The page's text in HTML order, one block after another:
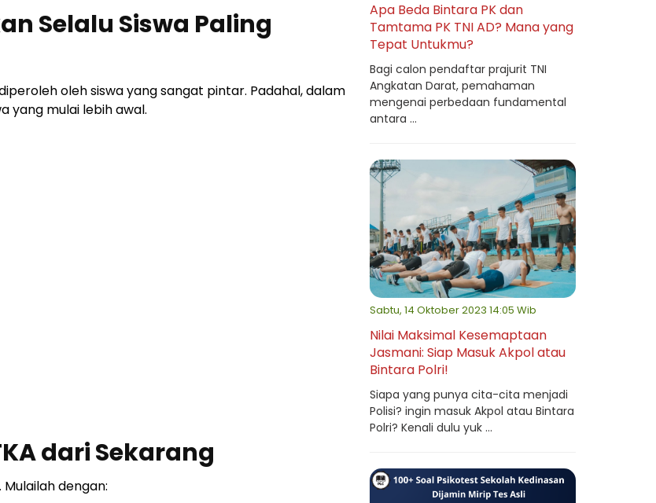
Selalu Siswa Paling
oleh siswa yang sangat pintar. Padahal, dalam
yang mulai lebih awal.
dari Sekarang
dengan:
Apa Beda Bintara PK dan
Tamtama PK TNI AD? Mana yang
Tepat Untukmu?
Bagi calon pendaftar prajurit TNI
Angkatan Darat, pemahaman
mengenai perbedaan fundamental
antara ...
Sabtu, 14 Oktober 2023 14:05 Wib
Nilai Maksimal Kesemaptaan
Jasmani: Siap Masuk Akpol atau
Bintara Polri!
Siapa yang punya cita-cita menjadi
Polisi? ingin masuk Akpol atau Bintara
Polri? Kenali dulu yuk ...